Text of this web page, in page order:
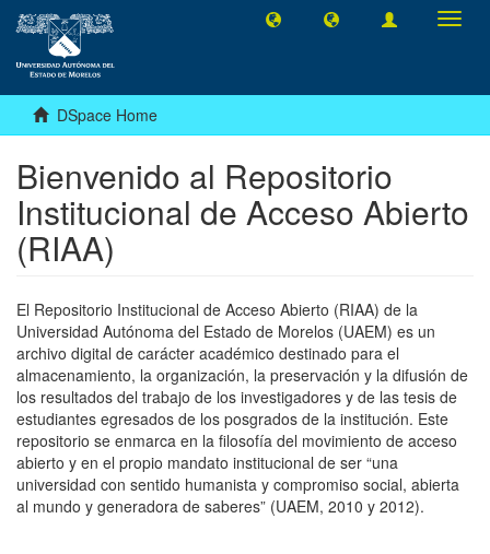
DSpace Home
Bienvenido al Repositorio
Institucional de Acceso Abierto
(RIAA)
El Repositorio Institucional de Acceso Abierto (RIAA) de la
Universidad Autónoma del Estado de Morelos (UAEM) es un
archivo digital de carácter académico destinado para el
almacenamiento, la organización, la preservación y la difusión de
los resultados del trabajo de los investigadores y de las tesis de
estudiantes egresados de los posgrados de la institución. Este
repositorio se enmarca en la filosofía del movimiento de acceso
abierto y en el propio mandato institucional de ser “una
universidad con sentido humanista y compromiso social, abierta
al mundo y generadora de saberes” (UAEM, 2010 y 2012).